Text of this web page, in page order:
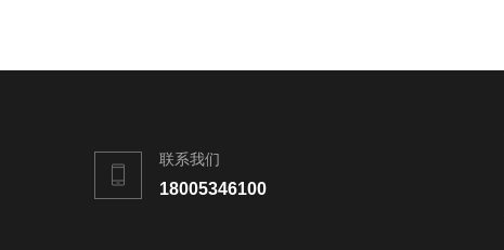
联系我们
18005346100